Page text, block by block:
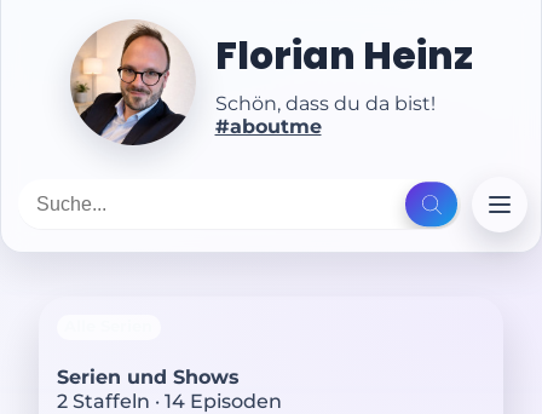
Florian Heinz
Schön, dass du da bist!
#aboutme
Serien und Shows
2 Staffeln · 14 Episoden